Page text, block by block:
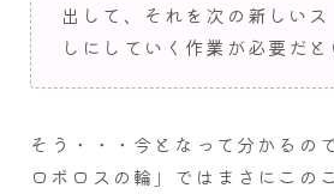
出して、それを次の新しい
しにしていく作業が必要だと
そう・・・今となって分かるの
ロボロスの輪」ではまさにこの